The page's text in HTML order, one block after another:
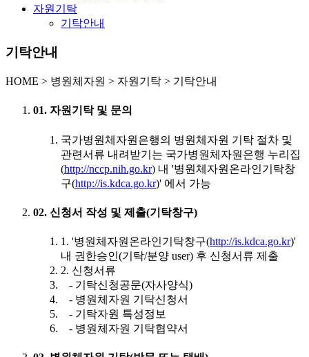
자원기탁
기탁안내
기탁안내
HOME > 병원체자원 > 자원기탁 > 기탁안내
01. 자원기탁 및 문의
국가병원체자원은행의 병원체자원 기탁 절차 및
관련서류 내려받기는 국가병원체자원은행 누리집
(http://nccp.nih.go.kr) 내 '병원체자원온라인기탁창
구(http://is.kdca.go.kr)' 에서 가능
02. 신청서 작성 및 제출(기탁창구)
1. '병원체자원온라인기탁창구(http://is.kdca.go.kr)'
내 권한승인(기탁/분양 user) 후 신청서류 제출
2. 신청서류
- 기탁신청공문(자사양식)
- 병원체자원 기탁신청서
- 기탁자원 특성정보
- 병원체자원 기탁협약서